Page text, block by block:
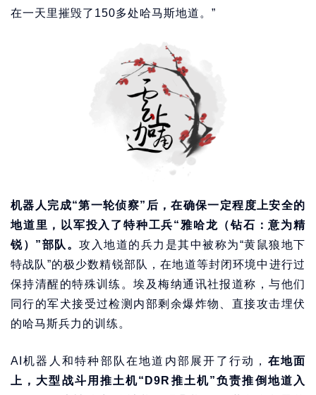
在一天里摧毁了150多处哈马斯地道。”
机器人完成“第一轮侦察”后，在确保一定程度上安全的
地道里，以军投入了特种工兵“雅哈龙（钻石：意为精
锐）”部队。 攻入地道的兵力是其中被称为“黄鼠狼地下
特战队”的极少数精锐部队，在地道等封闭环境中进行过
保持清醒的特殊训练。埃及梅纳通讯社报道称，与他们
同行的军犬接受过检测内部剩余爆炸物、直接攻击埋伏
的哈马斯兵力的训练。
AI机器人和特种部队在地道内部展开了行动， 在地面
上，大型战斗用推土机“D9R推土机”负责推倒地道入